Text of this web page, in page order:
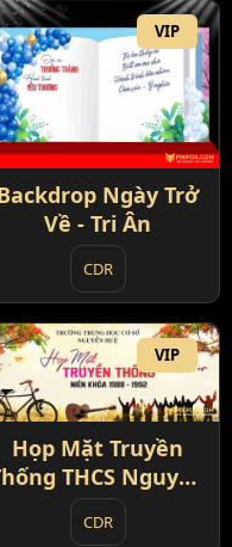
VIP
Ngày Trở
Về - Tri Ân
CDR
VIP
Họp Mặt Truyền
THCS Nguyễn
Huệ
CDR